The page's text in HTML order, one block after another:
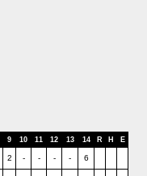
9 10 11 12 13 14 R H E
2 - - - - 6